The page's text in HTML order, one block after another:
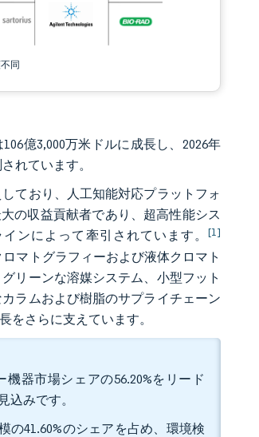
同
億3,000万米ドルに成長し、2026年
れています。
ており、人工知能対応プラットフォ
の収益貢献者であり、超高性能シス
ンによって牽引されています。 [1]
マトグラフィーおよび液体クロマト
リーンな溶媒システム、小型フット
ラムおよび樹脂のサプライチェーン
をさらに支えています。
器市場シェアの56.20%をリード
込みです。
の41.60%のシェアを占め、環境検